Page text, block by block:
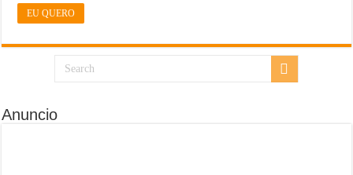
EU QUERO
Anuncio